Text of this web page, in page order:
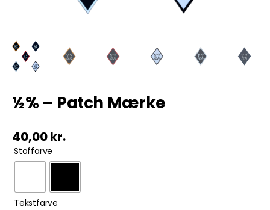
ØL & Spiritus
Rodkasse/Tilbud
½% – Patch Mærke
40,00kr.
Stoffarve
Tekstfarve